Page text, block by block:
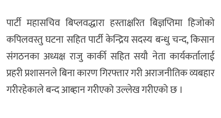
पार्टी महासचिव बिप्लवद्धारा हस्ताक्षरित बिज्ञप्तिमा हिजोको
कपिलवस्तु घटना सहित पार्टी केन्द्रिय सदस्य बन्धु चन्द, किसान
संगठनका अध्यक्ष राजु कार्की सहित सयौ नेता कार्यकर्तालाई
प्रहरी प्रशासनले बिना कारण गिरफ्तार गरी अराजनीतिक व्यबहार
गरीरहेकाले बन्द आब्हान गरीएको उल्लेख गरीएको छ ।